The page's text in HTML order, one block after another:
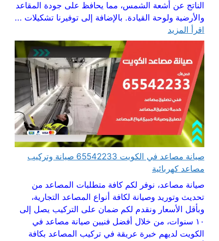
الناتج عن أشعة الشمس، مما يحافظ على جودة المقاعد
والأرضية ولوحة القيادة. بالإضافة إلى توفيرنا تشكيلات ...
اقرأ المزيد
صيانة مصاعد في الكويت 65542233 صيانة وتركيب
مصاعد كهربائية
صيانة مصاعد، نوفر لكم كافة متطلبات المصاعد من
تحديث وتوريد وصيانة لكافة أنواع المصاعد التجارية،
وبأقل الأسعار ونقدم لكم ضمان على التركيب يصل إلى
١٠ سنوات، من خلال أفضل فنيين صيانة مصاعد في
الكويت لديهم خبرة عريقة في تركيب المصاعد بكافة